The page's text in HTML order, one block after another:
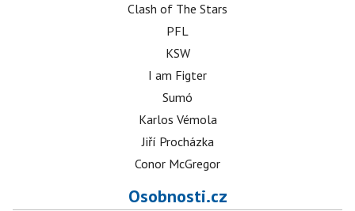
Clash of The Stars
PFL
KSW
I am Figter
Sumó
Karlos Vémola
Jiří Procházka
Conor McGregor
Osobnosti.cz